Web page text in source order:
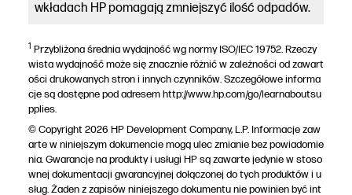
wkładach HP pomagają zmniejszyć ilość odpadów.
1 Przybliżona średnia wydajność wg normy ISO/IEC 19752. Rzeczy
wista wydajność może się znacznie różnić w zależności od zawart
ości drukowanych stron i innych czynników. Szczegółowe informa
cje są dostępne pod adresem http://www.hp.com/go/learnaboutsu
pplies.
© Copyright 2026 HP Development Company, L.P. Informacje zaw
arte w niniejszym dokumencie mogą ulec zmianie bez powiadomie
nia. Gwarancje na produkty i usługi HP są zawarte jedynie w stoso
wnej dokumentacji gwarancyjnej dołączonej do tych produktów i u
sług. Żaden z zapisów niniejszego dokumentu nie powinien być int